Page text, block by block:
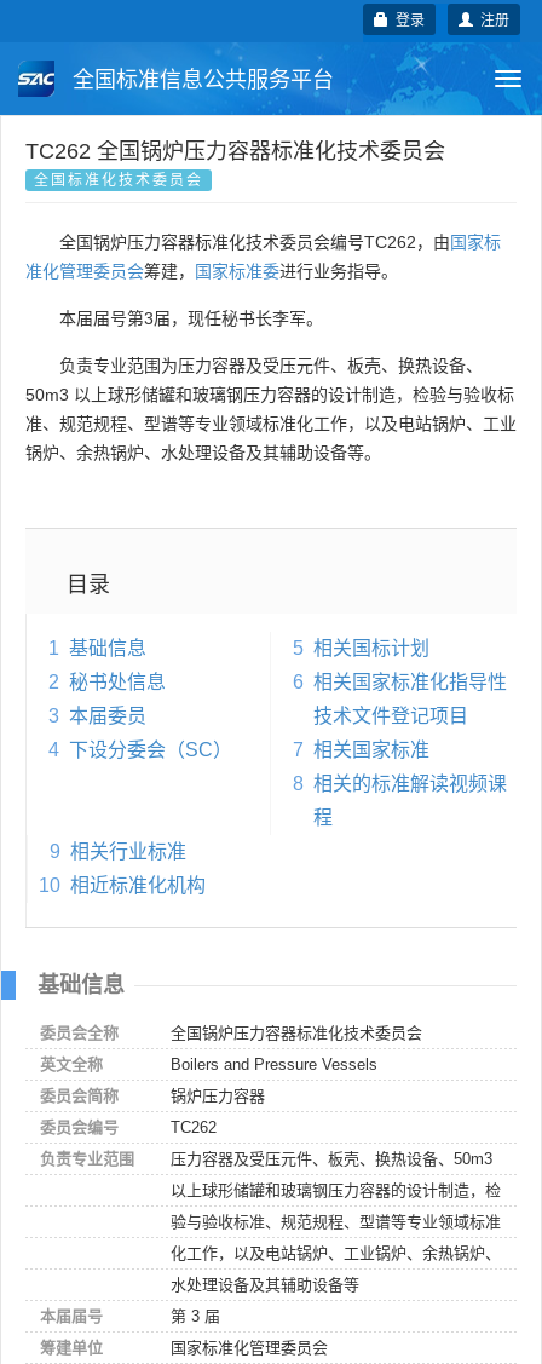
注册
登录
全国标准信息公共服务平台
国家标准 行业标准 地方标准
国外标准 技术委员会
TC262 全国锅炉压力容器标准化技术委员会
全国标准化技术委员会
全国锅炉压力容器标准化技术委员会编号TC262，由国家标
准化管理委员会筹建， 国家标准委进行业务指导。
本届届号第3届，现任秘书长李军。
负责专业范围为压力容器及受压元件、板壳、换热设备、
50m3 以上球形储罐和玻璃钢压力容器的设计制造，检验与验收标
准、规范规程、型谱等专业领域标准化工作，以及电站锅炉、工业
锅炉、余热锅炉、水处理设备及其辅助设备等。
目录
1 基础信息
2 秘书处信息
3 本届委员
4 下设分委会（SC）
5 相关国标计划
6 相关国家标准化指导性
技术文件登记项目
7 相关国家标准
8 相关的标准解读视频课
程
9 相关行业标准
10 相近标准化机构
基础信息
委员会全称
全国锅炉压力容器标准化技术委员会
英文全称
Boilers and Pressure Vessels
委员会简称
锅炉压力容器
委员会编号
TC262
负责专业范围
压力容器及受压元件、板壳、换热设备、50m3
以上球形储罐和玻璃钢压力容器的设计制造，检
验与验收标准、规范规程、型谱等专业领域标准
化工作，以及电站锅炉、工业锅炉、余热锅炉、
水处理设备及其辅助设备等
本届届号
第 3 届
筹建单位
国家标准化管理委员会